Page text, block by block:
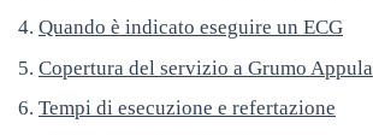
Quando è indicato eseguire un ECG
Copertura del servizio a Grumo Appula
Tempi di esecuzione e refertazione